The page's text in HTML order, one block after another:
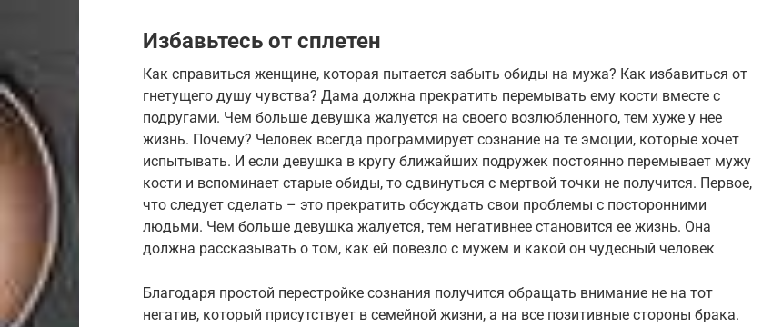
Избавьтесь от сплетен
Как справиться женщине, которая пытается забыть обиды на мужа? Как избавиться от
гнетущего душу чувства? Дама должна прекратить перемывать ему кости вместе с
подругами. Чем больше девушка жалуется на своего возлюбленного, тем хуже у нее
жизнь. Почему? Человек всегда программирует сознание на те эмоции, которые хочет
испытывать. И если девушка в кругу ближайших подружек постоянно перемывает мужу
кости и вспоминает старые обиды, то сдвинуться с мертвой точки не получится. Первое,
что следует сделать – это прекратить обсуждать свои проблемы с посторонними
людьми. Чем больше девушка жалуется, тем негативнее становится ее жизнь. Она
должна рассказывать о том, как ей повезло с мужем и какой он чудесный человек
Благодаря простой перестройке сознания получится обращать внимание не на тот
негатив, который присутствует в семейной жизни, а на все позитивные стороны брака.